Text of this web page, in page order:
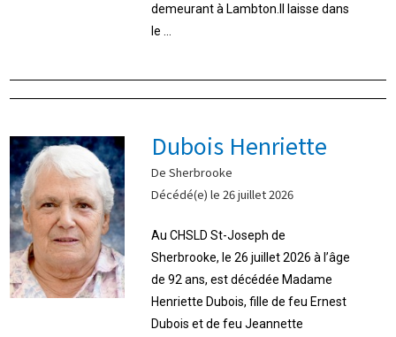
demeurant à Lambton.Il laisse dans
le ...
Dubois Henriette
De Sherbrooke
Décédé(e) le 26 juillet 2026
Au CHSLD St-Joseph de
Sherbrooke, le 26 juillet 2026 à l’âge
de 92 ans, est décédée Madame
Henriette Dubois, fille de feu Ernest
Dubois et de feu Jeannette